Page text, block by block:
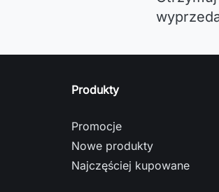
Produkty
Promocje
Nowe produkty
Najczęściej kupowane